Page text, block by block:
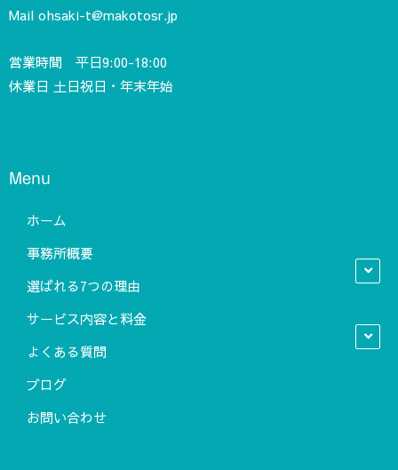
Mail ohsaki-t@makotosr.jp
営業時間 平日9:00-18:00
休業日 土日祝日・年末年始
Menu
ホーム
事務所概要
選ばれる7つの理由
サービス内容と料金
よくある質問
ブログ
お問い合わせ